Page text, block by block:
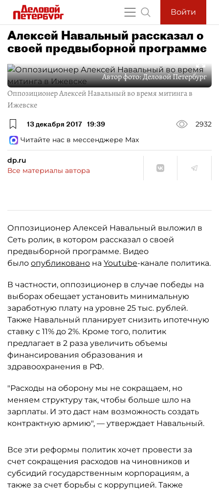
Войти
Алексей Навальный рассказал о
своей предвыборной программе
Автор фото:Деловой Петербург
Оппозиционер Алексей Навальный во время митинга в
Ижевске
13 декабря 2017 19:39
2932
Читайте нас в мессенджере Max
dp.ru
Все материалы автора
Оппозиционер Алексей Навальный выложил в
Сеть ролик, в котором рассказал о своей
предвыборной программе. Видео
было опубликовано на Youtube-канале политика.
В частности, оппозиционер в случае победы на
выборах обещает установить минимальную
заработную плату на уровне 25 тыс. рублей.
Также Навальный планирует снизить ипотечную
ставку с 11% до 2%. Кроме того, политик
предлагает в 2 раза увеличить объемы
финансирования образования и
здравоохранения в РФ.
"Расходы на оборону мы не сокращаем, но
меняем структуру так, чтобы больше шло на
зарплаты. И это даст нам возможность создать
контрактную армию", — утверждает Навальный.
Все эти реформы политик хочет провести за
счет сокращения расходов на чиновников и
субсидий государственным корпорациям, а
также за счет борьбы с коррупцией. Также